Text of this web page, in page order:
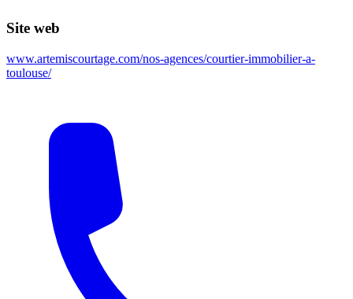
Site web
www.artemiscourtage.com/nos-agences/courtier-immobilier-a-
toulouse/